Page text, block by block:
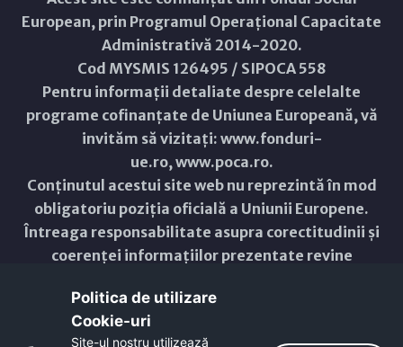
European, prin Programul Operațional Capacitate
Administrativă 2014-2020.
Cod MYSMIS 126495 / SIPOCA 558
Pentru informații detaliate despre celelalte
programe cofinanțate de Uniunea Europeană, vă
invităm să vizitați: www.fonduri-
ue.ro,www.poca.ro.
Conținutul acestui site web nu reprezintă în mod
obligatoriu poziția oficială a Uniunii Europene.
Întreaga responsabilitate asupra corectitudinii și
coerenței informațiilor prezentate revine
Copyright © 2021 - 2026 -
Politica de utilizare
Cookie-uri‎
Site-ul nostru utilizează